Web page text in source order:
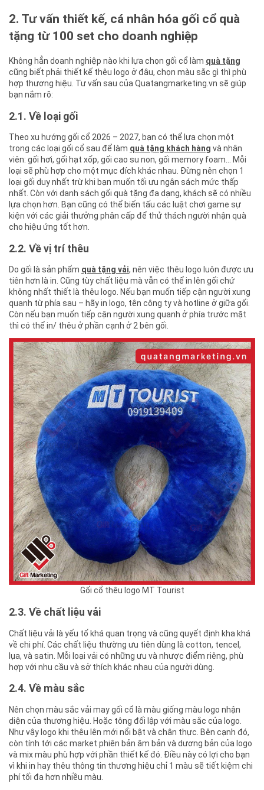
2. Tư vấn thiết kế, cá nhân hóa gối cổ quà
tặng từ 100 set cho doanh nghiệp
Không hẳn doanh nghiệp nào khi lựa chọn gối cổ làm quà tặng
cũng biết phải thiết kế thêu logo ở đâu, chọn màu sắc gì thì phù
hợp thương hiệu. Tư vấn sau của Quatangmarketing.vn sẽ giúp
bạn nắm rõ:
2.1. Về loại gối
Theo xu hướng gối cổ 2026 – 2027, bạn có thể lựa chọn một
trong các loại gối cổ sau để làm quà tặng khách hàng và nhân
viên: gối hơi, gối hạt xốp, gối cao su non, gối memory foam… Mỗi
loại sẽ phù hợp cho một mục đích khác nhau. Đừng nên chọn 1
loại gối duy nhất trừ khi bạn muốn tối ưu ngân sách mức thấp
nhất. Còn với danh sách gối quà tặng đa dạng, khách sẽ có nhiều
lựa chọn hơn. Bạn cũng có thể biến tấu các luật chơi game sự
kiện với các giải thưởng phân cấp để thử thách người nhận quà
cho hiệu ứng tốt hơn.
2.2. Về vị trí thêu
Do gối là sản phẩm quà tặng vải, nên việc thêu logo luôn được ưu
tiên hơn là in. Cũng tùy chất liệu mà vẫn có thể in lên gối chứ
không nhất thiết là thêu logo. Nếu bạn muốn tiếp cận người xung
quanh từ phía sau – hãy in logo, tên công ty và hotline ở giữa gối.
Còn nếu bạn muốn tiếp cận người xung quanh ở phía trước mặt
thì có thể in/ thêu ở phần cạnh ở 2 bên gối.
Gối cổ thêu logo MT Tourist
2.3. Về chất liệu vải
Chất liệu vải là yếu tố khá quan trọng và cũng quyết định kha khá
về chi phí. Các chất liệu thường ưu tiên dùng là cotton, tencel,
lụa, và satin. Mỗi loại vải có những ưu và nhược điểm riêng, phù
hợp với nhu cầu và sở thích khác nhau của người dùng.
2.4. Về màu sắc
Nên chọn màu sắc vải may gối cổ là màu giống màu logo nhận
diện của thương hiệu. Hoặc tông đối lập với màu sắc của logo.
Như vậy logo khi thêu lên mới nổi bật và chân thực. Bên cạnh đó,
còn tính tới các market phiên bản âm bản và dương bản của logo
và mix màu phù hợp với phần thiết kế đó. Điều này có lợi cho bạn
vì khi in hay thêu thông tin thương hiệu chỉ 1 màu sẽ tiết kiệm chi
phí tối đa hơn nhiều màu.